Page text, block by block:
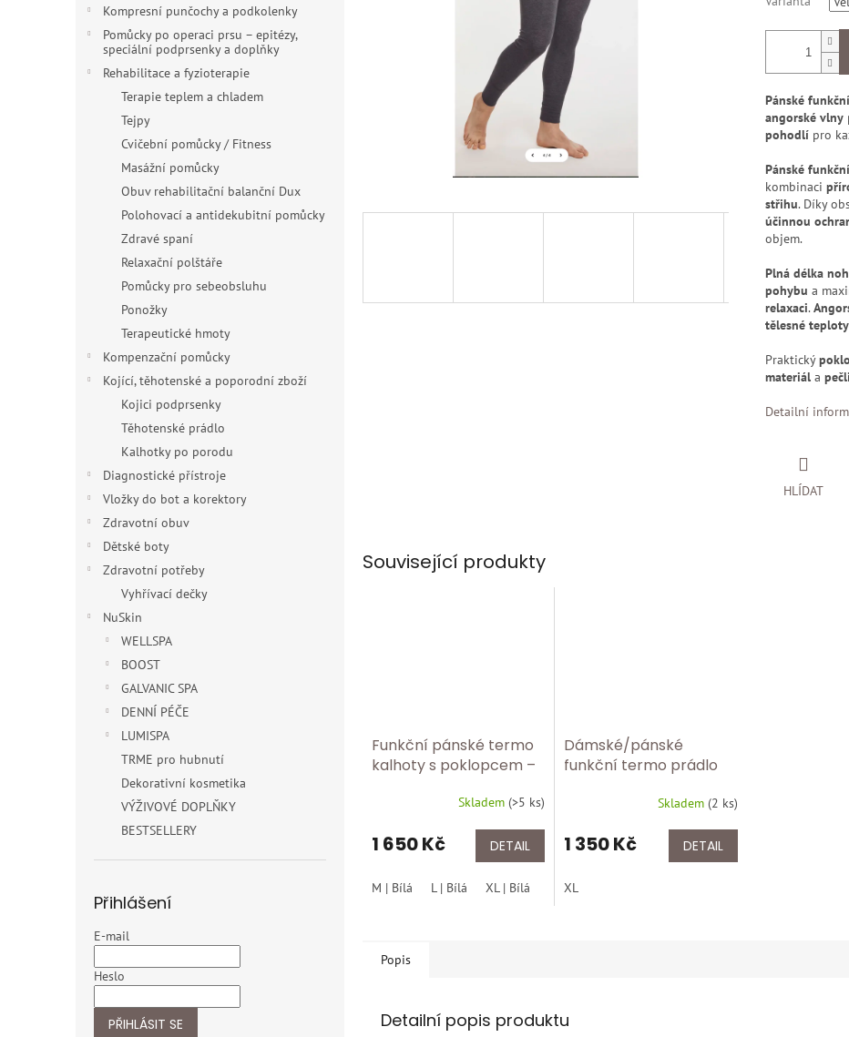
Kompresní punčochy a podkolenky
Pomůcky po operaci prsu – epitézy,
speciální podprsenky a doplňky
Rehabilitace a fyzioterapie
Terapie teplem a chladem
Tejpy
Cvičební pomůcky / Fitness
Masážní pomůcky
Obuv rehabilitační balanční Dux
Polohovací a antidekubitní pomůcky
Zdravé spaní
Relaxační polštáře
Pomůcky pro sebeobsluhu
Ponožky
Terapeutické hmoty
Kompenzační pomůcky
Kojící, těhotenské a poporodní zboží
Kojici podprsenky
Těhotenské prádlo
Kalhotky po porodu
Diagnostické přístroje
Vložky do bot a korektory
Zdravotní obuv
Dětské boty
Zdravotní potřeby
Vyhřívací dečky
NuSkin
WELLSPA
BOOST
GALVANIC SPA
DENNÍ PÉČE
LUMISPA
TRME pro hubnutí
Dekorativní kosmetika
VÝŽIVOVÉ DOPLŇKY
BESTSELLERY
Přihlášení
E-mail
Heslo
PŘIHLÁSIT SE
Pánské
angorské vlny
pohodlípro
Pánské
kombinaci
střihu. Díky
účinnou
objem.
Plná délka
pohybu a
relaxaci.
tělesné teploty
Praktický
materiála
Detailní
HLÍDAT
Související produkty
Funkční pánské termo
kalhoty s poklopcem –
angory 1027/100
Skladem (>5 ks)
1 650 Kč DETAIL
M | Bílá L | Bílá XL | Bílá
Dámské/pánské
funkční termo prádlo
kusy skladem!
produktu
z
Skladem (2 ks)
1 350 Kč DETAIL
XL
Popis
Detailní popis produktu